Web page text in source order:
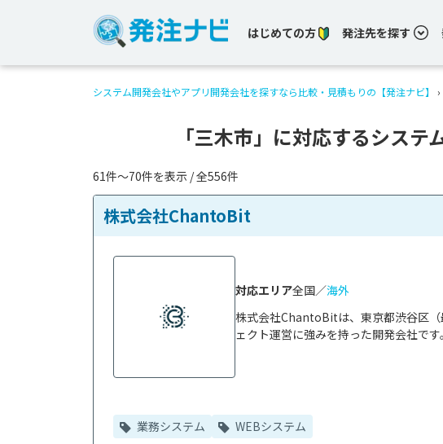
はじめての方 発注先を探す
システム開発会社やアプリ開発会社を探すなら比較・見積もりの【発注ナビ】 ›
「三木市」に対応するシステ
61件〜70件を表示 / 全556件
株式会社ChantoBit
株式会社ChantoBitは、東京都渋谷区
ェクト運営に強みを持った開発会社で
対応エリア全国／海外
業務システム WEBシステム